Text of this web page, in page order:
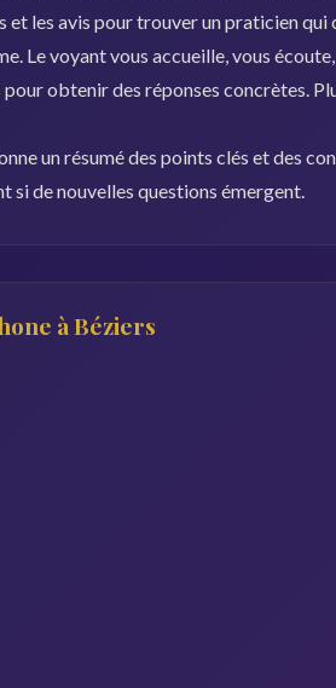
et les avis pour trouver un praticien qui
Le voyant vous accueille, vous
obtenir des réponses concrètes.
un résumé des points clés et des
si de nouvelles questions émergent.
à Béziers